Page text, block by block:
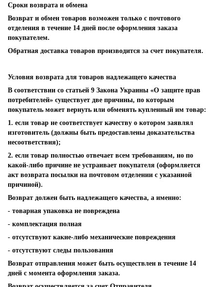
Сроки возврата и обмена
Возврат и обмен товаров возможен только с почтового
отделения в течение 14 дней после оформления заказа
покупателем.
Обратная доставка товаров производится за счет покупателя.
Условия возврата для товаров надлежащего качества
В соответствии со статьей 9 Закона Украины «О защите прав
потребителей» существует две причины, по которым
покупатель может вернуть или обменять купленный им товар:
1. если товар не соответствует качеству о котором заявлял
изготовитель (должны быть предоставлены доказательства
несоответствия);
2. если товар полностью отвечает всем требованиям, но по
какой-либо причине не устраивает покупателя (оформляется
акт возврата посылки на почтовом отделении с указанной
причиной).
Возврат должен быть надлежащего качества, а именно:
- товарная упаковка не повреждена
- комплектация полная
- отсутствуют какие-либо механические повреждения
- отсутствуют следы пользования
Возврат отправления может быть осуществлен в течение 14
дней с момента оформления заказа.